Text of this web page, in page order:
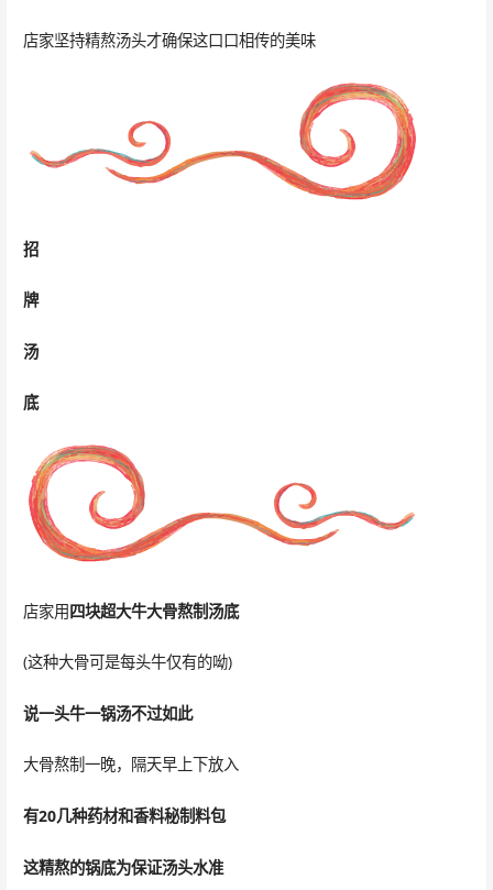
店家坚持精熬汤头才确保这口口相传的美味
招
牌
汤
底
店家用四块超大牛大骨熬制汤底
(这种大骨可是每头牛仅有的呦)
说一头牛一锅汤不过如此
大骨熬制一晚，隔天早上下放入
有20几种药材和香料秘制料包
这精熬的锅底为保证汤头水准